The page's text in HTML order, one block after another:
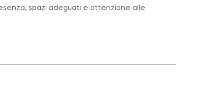
spazi adeguati e attenzione alle